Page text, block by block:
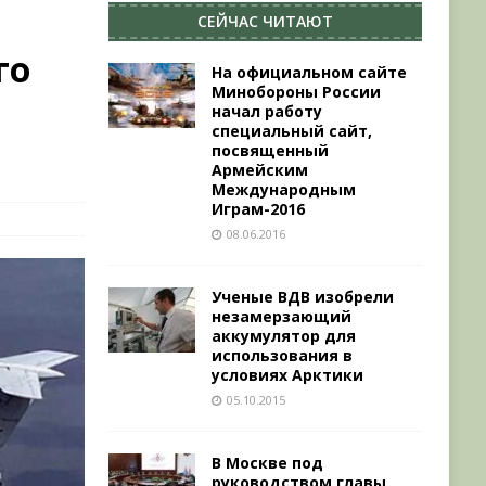
СЕЙЧАС ЧИТАЮТ
На официальном сайте
Минобороны России
начал работу
специальный сайт,
посвященный
Армейским
Международным
Играм-2016
08.06.2016
Ученые ВДВ изобрели
незамерзающий
аккумулятор для
использования в
условиях Арктики
05.10.2015
В Москве под